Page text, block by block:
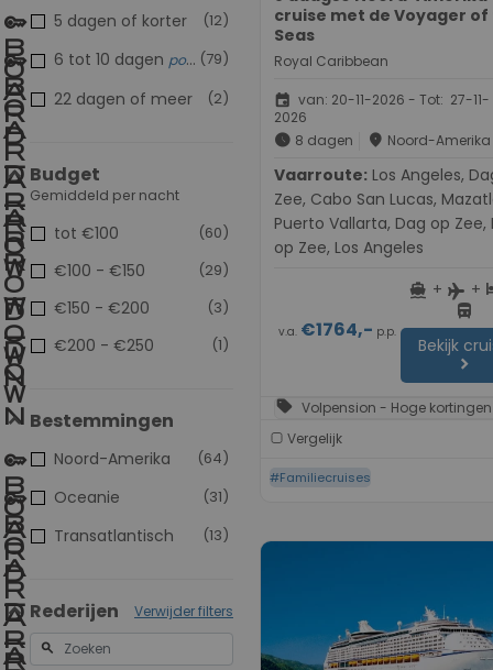
(12)
5 dagen of korter
(79)
6 tot 10 dagen populair
(2)
22 dagen of meer
Budget
Gemiddeld per nacht
(60)
tot €100
(29)
€100 - €150
(3)
€150 - €200
(1)
€200 - €250
Bestemmingen
(64)
Noord-Amerika
(31)
Oceanie
(13)
Transatlantisch
Rederijen Verwijder filters
search
cruise met de Voyager of
Seas
Royal Caribbean
event van: 20-11-2026 - Tot: 27-11-
2026
schedule 8 dagen place Noord-Amerika
Vaarroute:
Zee, Cabo San Lucas,
Puerto Vallarta, Dag op Zee,
op Zee, Los Angeles
v.a. €1764,- p.p.
directions_boat + flight +
directions_bus
Bekijk
chevron_right
sell Volpension - Hoge kortingen
Vergelijk
#Familiecruises